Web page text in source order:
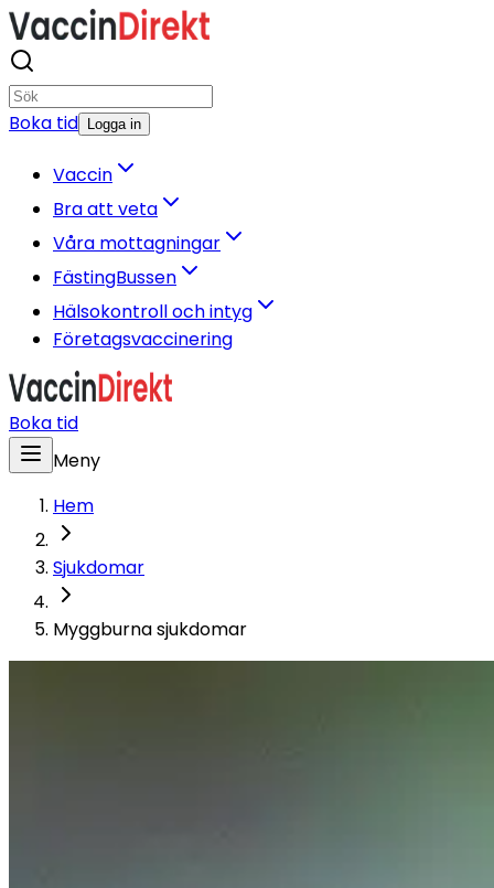
Boka tid Logga in
Vaccin
Bra att veta
Våra mottagningar
FästingBussen
Hälsokontroll och intyg
Företagsvaccinering
Boka tid
Meny
Hem
Sjukdomar
Myggburna sjukdomar